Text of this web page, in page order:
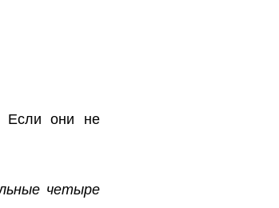
Если они не
четыре